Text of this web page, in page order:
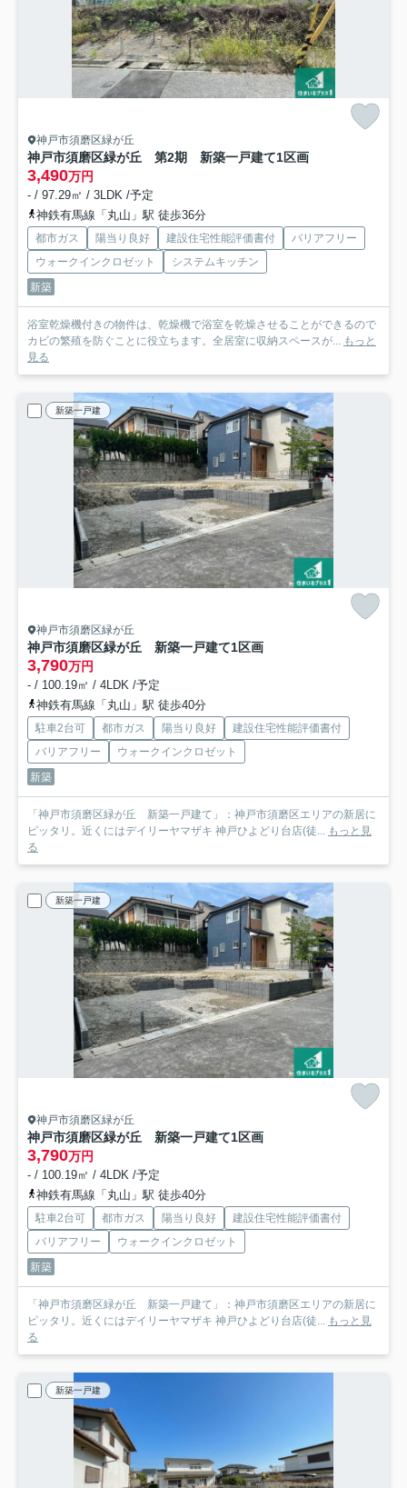
神戸市須磨区緑が丘
神戸市須磨区緑が丘 第2期 新築一戸建て1区画
3,490万円
- / 97.29㎡ / 3LDK /予定
神鉄有馬線「丸山」駅 徒歩36分
都市ガス 陽当り良好 建設住宅性能評価書付
バリアフリー
ウォークインクロゼット
システムキッチン
新築
浴室乾燥機付きの物件は、乾燥機で浴室を乾燥させることができるので
カビの繁殖を防ぐことに役立ちます。全居室に収納スペースが... もっと
見る
新築一戸建
神戸市須磨区緑が丘
神戸市須磨区緑が丘 新築一戸建て1区画
3,790万円
- / 100.19㎡ / 4LDK /予定
神鉄有馬線「丸山」駅 徒歩40分
駐車2台可 都市ガス 陽当り良好
建設住宅性能評価書付
バリアフリー
ウォークインクロゼット
新築
「神戸市須磨区緑が丘 新築一戸建て」：神戸市須磨区エリアの新居に
ピッタリ。近くにはデイリーヤマザキ 神戸ひよどり台店(徒... もっと見
る
新築一戸建
神戸市須磨区緑が丘
神戸市須磨区緑が丘 新築一戸建て1区画
3,790万円
- / 100.19㎡ / 4LDK /予定
神鉄有馬線「丸山」駅 徒歩40分
駐車2台可 都市ガス 陽当り良好
建設住宅性能評価書付
バリアフリー
ウォークインクロゼット
新築
「神戸市須磨区緑が丘 新築一戸建て」：神戸市須磨区エリアの新居に
ピッタリ。近くにはデイリーヤマザキ 神戸ひよどり台店(徒... もっと見
る
新築一戸建